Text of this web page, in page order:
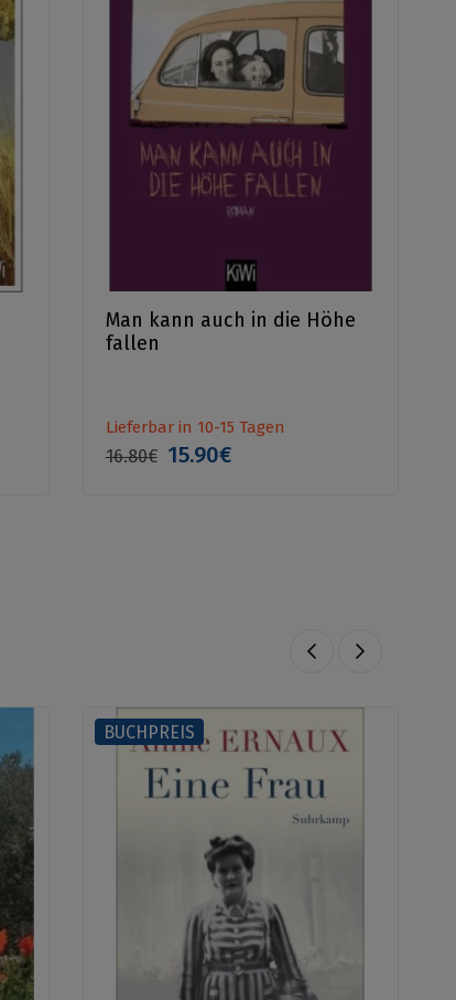
Man kann auch in die Höhe
fallen
Lieferbar in 10-15 Tagen
16.80€ 15.90€
BUCHPREIS